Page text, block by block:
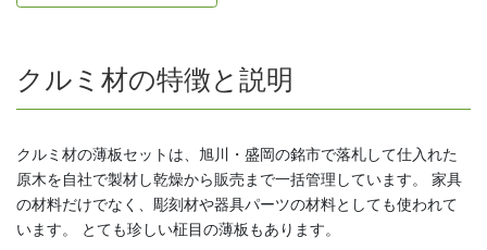
クルミ材の特徴と説明
クルミ材の薄板セットは、旭川・盛岡の銘市で落札して仕入れた
原木を自社で製材し乾燥から販売まで一括管理しています。 家具
の材料だけでなく、彫刻材や器具パーツの材料としても使われて
います。 とても珍しい柾目の薄板もあります。